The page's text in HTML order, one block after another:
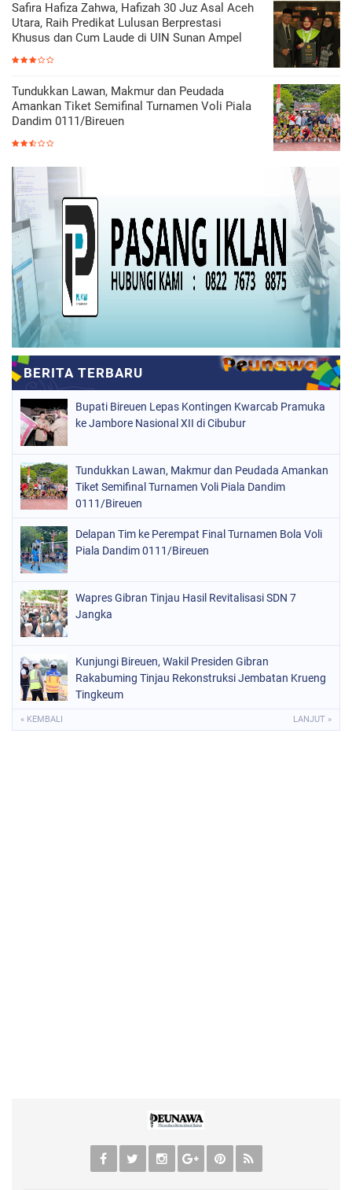
Safira Hafiza Zahwa, Hafizah 30 Juz Asal Aceh
Utara, Raih Predikat Lulusan Berprestasi
Khusus dan Cum Laude di UIN Sunan Ampel
Tundukkan Lawan, Makmur dan Peudada
Amankan Tiket Semifinal Turnamen Voli Piala
Dandim 0111/Bireuen
Bupati Bireuen Lepas Kontingen Kwarcab Pramuka
ke Jambore Nasional XII di Cibubur
Tundukkan Lawan, Makmur dan Peudada Amankan
Tiket Semifinal Turnamen Voli Piala Dandim
0111/Bireuen
Delapan Tim ke Perempat Final Turnamen Bola Voli
Piala Dandim 0111/Bireuen
Wapres Gibran Tinjau Hasil Revitalisasi SDN 7
Jangka
Kunjungi Bireuen, Wakil Presiden Gibran
Rakabuming Tinjau Rekonstruksi Jembatan Krueng
Tingkeum
« KEMBALI LANJUT »